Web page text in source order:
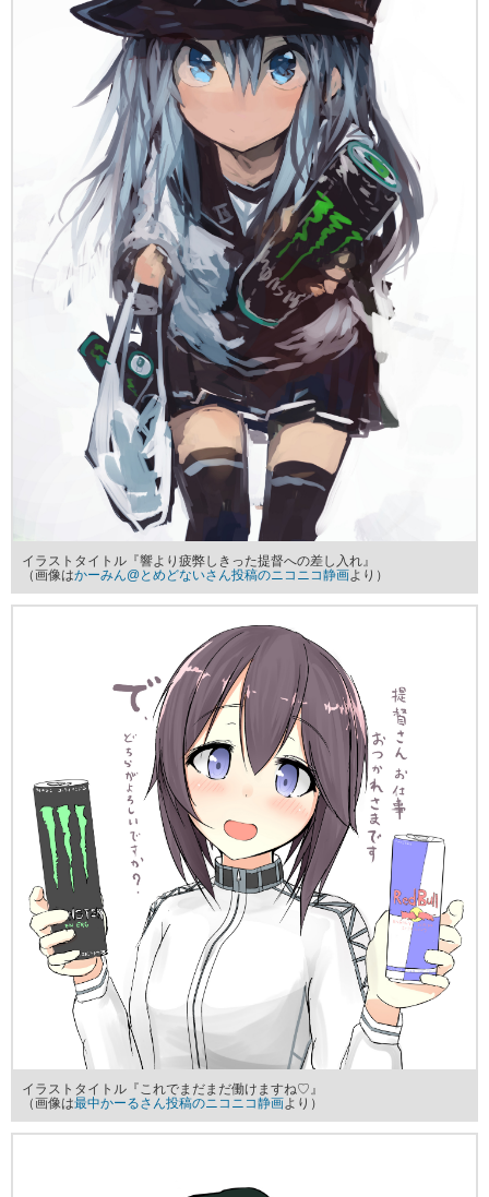
イラストタイトル『響より疲弊しきった提督への差し入れ』
（画像はかーみん@とめどないさん投稿のニコニコ静画より）
イラストタイトル『これでまだまだ働けますね♡』
（画像は最中かーるさん投稿のニコニコ静画より）